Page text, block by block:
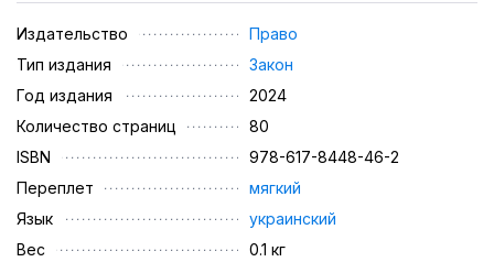
Издательство
Право
Тип издания
Закон
Год издания
2024
Количество страниц
80
ISBN
978-617-8448-46-2
Переплет
мягкий
Язык
украинский
Вес
0.1 кг